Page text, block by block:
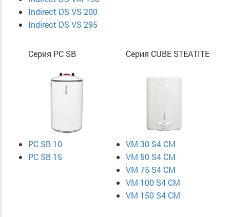
Indirect DS VS 200
Indirect DS VS 295
Серия PC SB
PC SB 10
PC SB 15
Серия CUBE STEATITE
VM 30 S4 CM
VM 50 S4 CM
VM 75 S4 CM
VM 100 S4 CM
VM 150 S4 CM